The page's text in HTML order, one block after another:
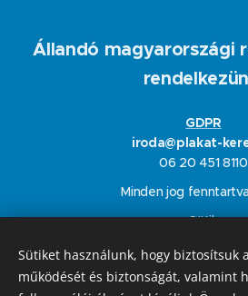
Állandó magyarországi
GDPR
iroda@plakat-
06 20 451 8110
Minden jog
Sütik
Nyelvek
Magyar
Sütiket használunk, hogy biztosítsuk
működését és biztonságát, valamint